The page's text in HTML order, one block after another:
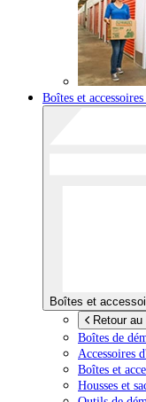
Boîtes et
Boîtes et
Retour
Boîtes de
Accessoires
Boîtes et
Housses et